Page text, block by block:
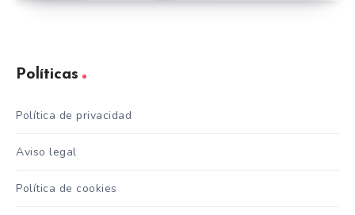
Políticas
Política de privacidad
Aviso legal
Política de cookies